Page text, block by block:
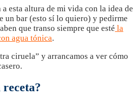
esta altura de mi vida con la idea de
un bar (esto sí lo quiero) y pedirme
que transo siempre que esté la
agua tónica.
ciruela” y arrancamos a ver cómo
receta?